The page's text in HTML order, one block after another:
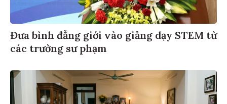
Đưa bình đẳng giới vào giảng dạy STEM từ
các trường sư phạm